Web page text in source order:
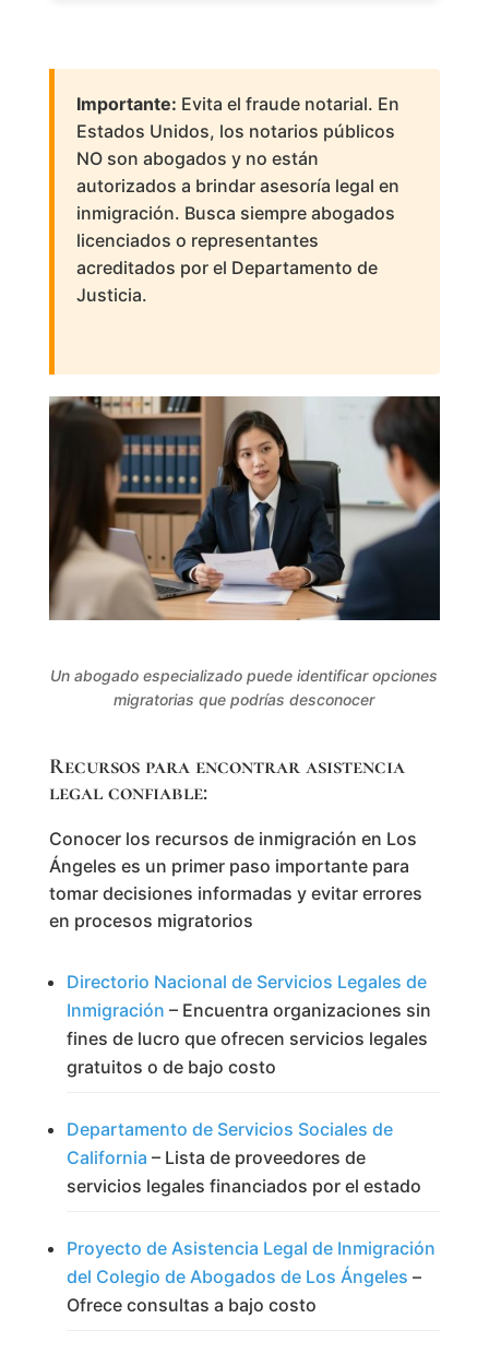
Importante: Evita el fraude notarial. En
Estados Unidos, los notarios públicos
NO son abogados y no están
autorizados a brindar asesoría legal en
inmigración. Busca siempre abogados
licenciados o representantes
acreditados por el Departamento de
Justicia.
Un abogado especializado puede identificar opciones
migratorias que podrías desconocer
Recursos para encontrar asistencia
legal confiable:
Conocer los recursos de inmigración en Los
Ángeles es un primer paso importante para
tomar decisiones informadas y evitar errores
en procesos migratorios
Directorio Nacional de Servicios Legales de
Inmigración – Encuentra organizaciones sin
fines de lucro que ofrecen servicios legales
gratuitos o de bajo costo
Departamento de Servicios Sociales de
California – Lista de proveedores de
servicios legales financiados por el estado
Proyecto de Asistencia Legal de Inmigración
del Colegio de Abogados de Los Ángeles –
Ofrece consultas a bajo costo